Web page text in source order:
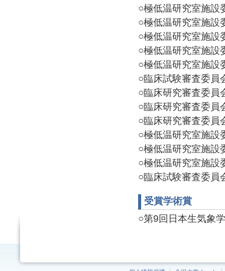
○極低温研究室施
○極低温研究室施
○極低温研究室施
○極低温研究室施
○極低温研究室施
○臨床試験審査委
○臨床研究審査委
○臨床研究審査委
○臨床研究審査委
○極低温研究室施
○極低温研究室施
○極低温研究室施
○臨床試験審査委
受賞学術賞
○第9回日本生気象